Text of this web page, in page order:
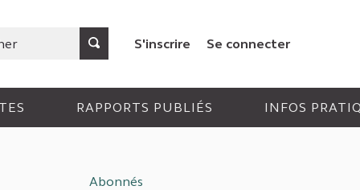
S'inscrire Se connecter
RAPPORTS PUBLIÉS INFOS
Abonnés